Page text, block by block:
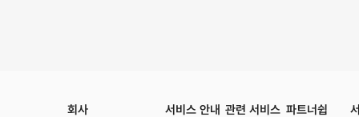
회사 서비스 안내 관련 서비스 파트너쉽